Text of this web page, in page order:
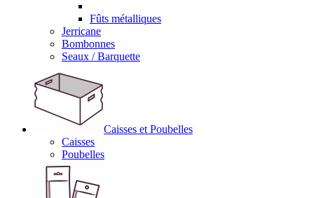
Fûts métalliques
Jerricane
Bombonnes
Seaux / Barquette
Caisses et Poubelles
Caisses
Poubelles